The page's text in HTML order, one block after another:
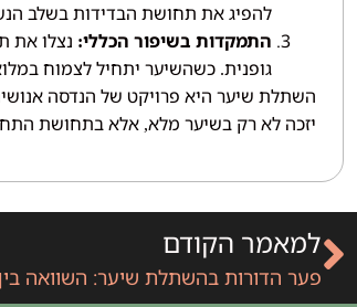
להפיג את תחושת הבדידות בשלב
התמקדות בשיפור הכללי: נצלו את
גופנית. כשהשיער יתחיל לצמוח
השתלת שיער היא פרויקט של הנדסה
יזכה לא רק בשיער מלא, אלא בתחושת
למאמר הקודם